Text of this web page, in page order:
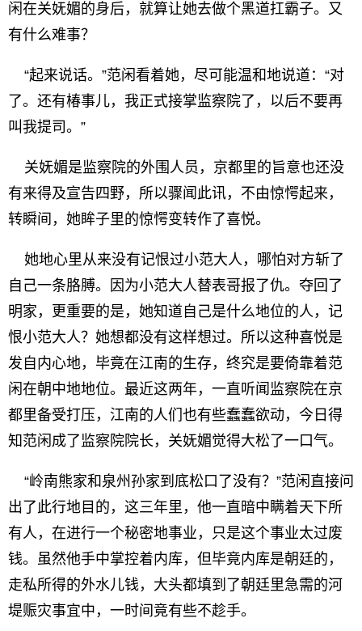
闲在关妩媚的身后，就算让她去做个黑道扛霸子。又
有什么难事？
“起来说话。”范闲看着她，尽可能温和地说道：“对
了。还有椿事儿，我正式接掌监察院了，以后不要再
叫我提司。”
关妩媚是监察院的外围人员，京都里的旨意也还没
有来得及宣告四野，所以骤闻此讯，不由惊愕起来，
转瞬间，她眸子里的惊愕变转作了喜悦。
她地心里从来没有记恨过小范大人，哪怕对方斩了
自己一条胳膊。因为小范大人替表哥报了仇。夺回了
明家，更重要的是，她知道自己是什么地位的人，记
恨小范大人？她想都没有这样想过。所以这种喜悦是
发自内心地，毕竟在江南的生存，终究是要倚靠着范
闲在朝中地地位。最近这两年，一直听闻监察院在京
都里备受打压，江南的人们也有些蠢蠢欲动，今日得
知范闲成了监察院院长，关妩媚觉得大松了一口气。
“岭南熊家和泉州孙家到底松口了没有？”范闲直接问
出了此行地目的，这三年里，他一直暗中瞒着天下所
有人，在进行一个秘密地事业，只是这个事业太过废
钱。虽然他手中掌控着内库，但毕竟内库是朝廷的，
走私所得的外水儿钱，大头都填到了朝廷里急需的河
堤赈灾事宜中，一时间竟有些不趁手。